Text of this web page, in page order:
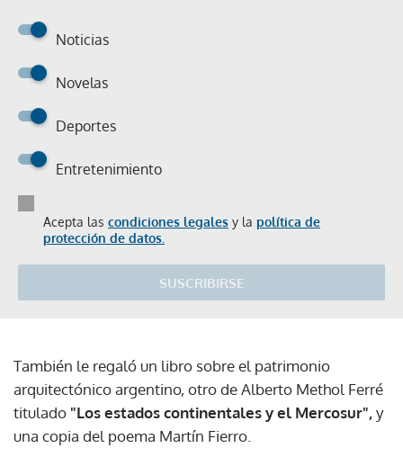
Noticias
Novelas
Deportes
Entretenimiento
Acepta las condiciones legales y la política de
protección de datos.
SUSCRIBIRSE
También le regaló un libro sobre el patrimonio
arquitectónico argentino, otro de Alberto Methol Ferré
titulado "Los estados continentales y el Mercosur",y
una copia del poema Martín Fierro.